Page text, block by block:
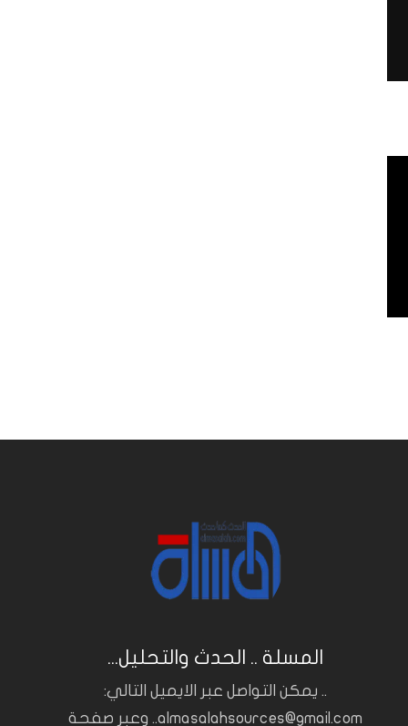
المسلة .. الحدث والتحليل...
.. يمكن التواصل عبر الايميل التالي:
almasalahsources@gmail.com.. وعبر صفحة